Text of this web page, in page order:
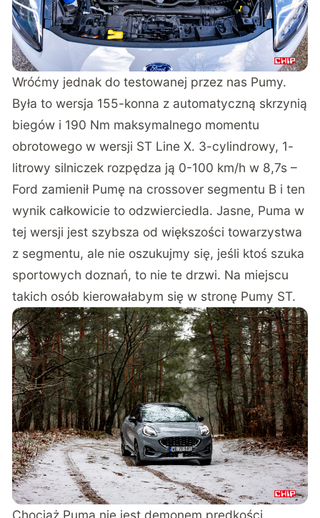
Wróćmy jednak do testowanej przez nas Pumy.
Była to wersja 155-konna z automatyczną skrzynią
biegów i 190 Nm maksymalnego momentu
obrotowego w wersji ST Line X. 3-cylindrowy, 1-
litrowy silniczek rozpędza ją 0-100 km/h w 8,7s –
Ford zamienił Pumę na crossover segmentu B i ten
wynik całkowicie to odzwierciedla. Jasne, Puma w
tej wersji jest szybsza od większości towarzystwa
z segmentu, ale nie oszukujmy się, jeśli ktoś szuka
sportowych doznań, to nie te drzwi. Na miejscu
takich osób kierowałabym się w stronę Pumy ST.
Chociaż Puma nie jest demonem prędkości,